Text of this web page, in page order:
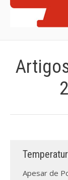
Apesar de